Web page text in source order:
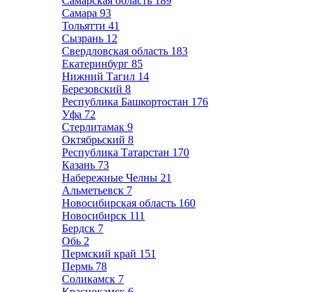
Самара 93
Тольятти 41
Сызрань 12
Свердловская область 183
Екатеринбург 85
Нижний Тагил 14
Березовский 8
Республика Башкортостан 176
Уфа 72
Стерлитамак 9
Октябрьский 8
Республика Татарстан 170
Казань 73
Набережные Челны 21
Альметьевск 7
Новосибирская область 160
Новосибирск 111
Бердск 7
Обь 2
Пермский край 151
Пермь 78
Соликамск 7